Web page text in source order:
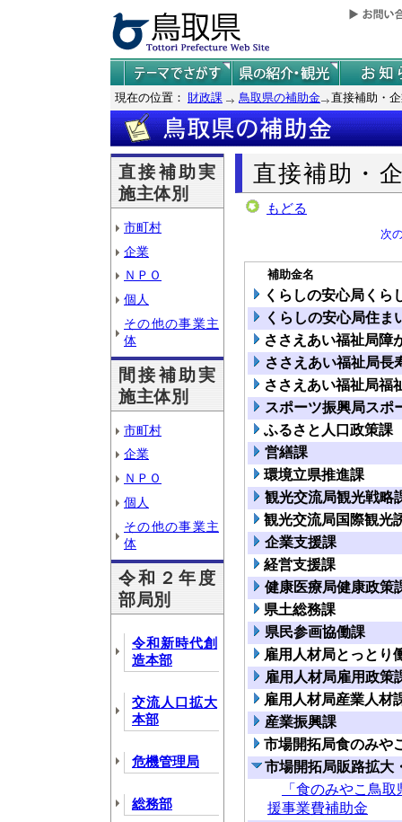
現在の位置： 財政課 鳥取県の補助金 直接補助・
直接補助実
施主体別
市町村
企業
ＮＰＯ
個人
その他の事業主
体
間接補助実
施主体別
市町村
企業
ＮＰＯ
個人
その他の事業主
体
令和２年度
部局別
令和新時代創
造本部
交流人口拡大
本部
危機管理局
総務部
直接補助・
もどる
次
補助金名
くらしの安心局くら
くらしの安心局住ま
ささえあい福祉局障
ささえあい福祉局長
ささえあい福祉局福
スポーツ振興局スポ
ふるさと人口政策課
営繕課
環境立県推進課
観光交流局観光戦略
観光交流局国際観光
企業支援課
経営支援課
健康医療局健康政策
県土総務課
県民参画協働課
雇用人材局とっとり
雇用人材局雇用政策
雇用人材局産業人材
産業振興課
市場開拓局食のみや
市場開拓局販路拡大
「食のみやこ鳥
援事業費補助金